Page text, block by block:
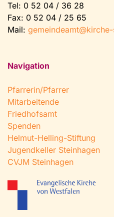
Tel: 0 52 04 / 36 28
Fax: 0 52 04 / 25 65
Mail:
Navigation
Pfarrerin/Pfarrer
Mitarbeitende
Friedhofsamt
Spenden
Helmut-Helling-Stiftung
Jugendkeller Steinhagen
CVJM Steinhagen